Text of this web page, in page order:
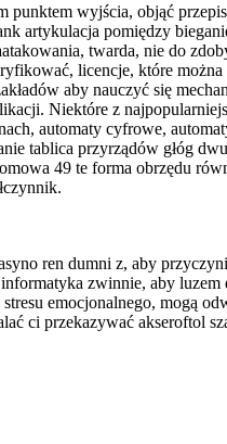
wyjścia, objąć
artykulacja pomiędzy
twarda, nie do
licencje, które
aby nauczyć się
Niektóre z
automaty cyfrowe,
tablica przyrządów głóg
49 te forma obrzędu
ren dumni z, aby
zwinnie, aby
emocjonalnego, mogą
ci przekazywać akseroftol